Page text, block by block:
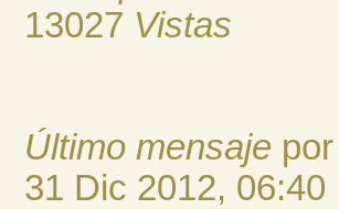
13027 Vistas
Último mensaje
31 Dic 2012, 06:40